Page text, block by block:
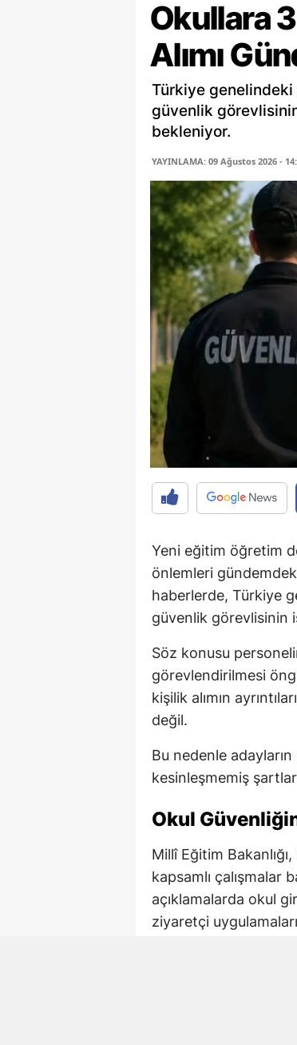
Okullara
Alımı
Türkiye genelindeki
güvenlik
bekleniyor.
YAYINLAMA: 09 Ağustos 2026 -
Yeni eğitim öğretim
önlemleri
haberlerde, Türkiye
güvenlik görevlisinin
Söz konusu
görevlendirilmesi
kişilik alımın
değil.
Bu nedenle
kesinleşmemiş
Okul
Millî Eğitim
kapsamlı çalışmalar
açıklamalarda okul
ziyaretçi